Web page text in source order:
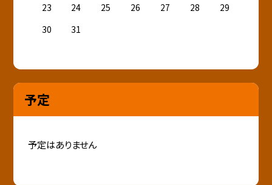
23
24 25 26 27 28
29
30
31
予定
予定はありません